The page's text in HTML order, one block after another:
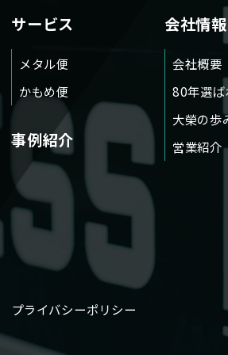
サービス
メタル便
かもめ便
事例紹介
会社情報
会社概要
80年選
大榮の歩
営業紹介
プライバシーポリシー